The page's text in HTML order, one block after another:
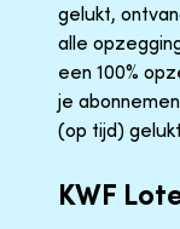
gelukt,
alle
een 100%
je
(op tijd)
KWF